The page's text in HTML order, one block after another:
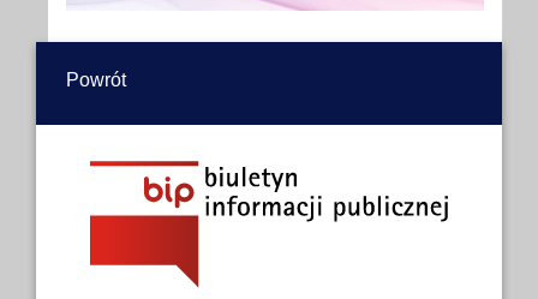
Powrót